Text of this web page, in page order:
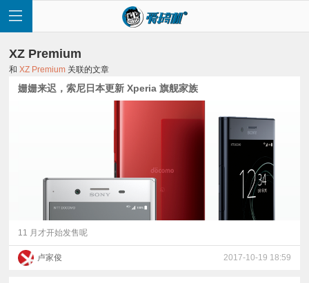
讯
评
XZ Premium
和XZ Premium 关联的文章
姗姗来迟，索尼日本更新 Xperia 旗舰家族
11 月才开始发售呢
卢家俊 2017-10-19 18:59